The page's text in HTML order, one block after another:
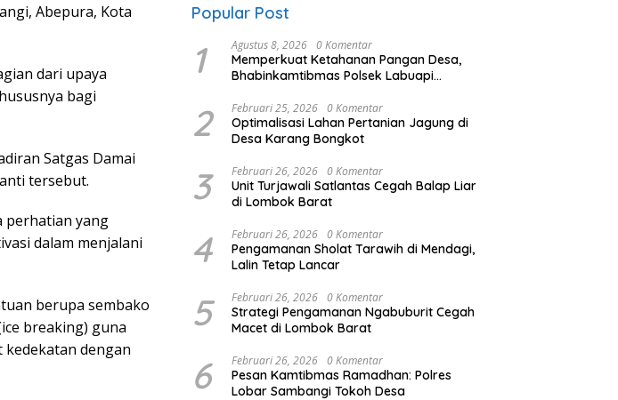
Abepura, Kota
dari upaya
bagi
Satgas Damai
tersebut.
perhatian yang
dalam menjalani
berupa sembako
breaking) guna
dengan
Popular Post
1 Agustus 8, 2026 0 Komentar
Memperkuat Ketahanan Pangan Desa,
Bhabinkamtibmas Polsek Labuapi
2 Februari 25, 2026 0 Komentar
Optimalisasi Lahan Pertanian Jagung di
Desa Karang Bongkot
3 Februari 26, 2026 0 Komentar
Unit Turjawali Satlantas Cegah Balap Liar
di Lombok Barat
4 Februari 26, 2026 0 Komentar
Pengamanan Sholat Tarawih di Mendagi,
Lalin Tetap Lancar
5 Februari 26, 2026 0 Komentar
Strategi Pengamanan Ngabuburit Cegah
Macet di Lombok Barat
6 Februari 26, 2026 0 Komentar
Pesan Kamtibmas Ramadhan: Polres
Lobar Sambangi Tokoh Desa